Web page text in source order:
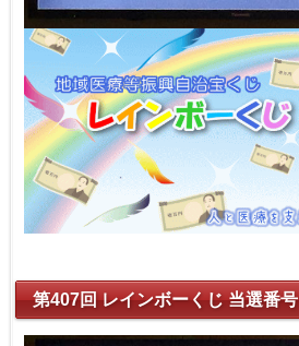
第407回 レインボーくじ 当選番号